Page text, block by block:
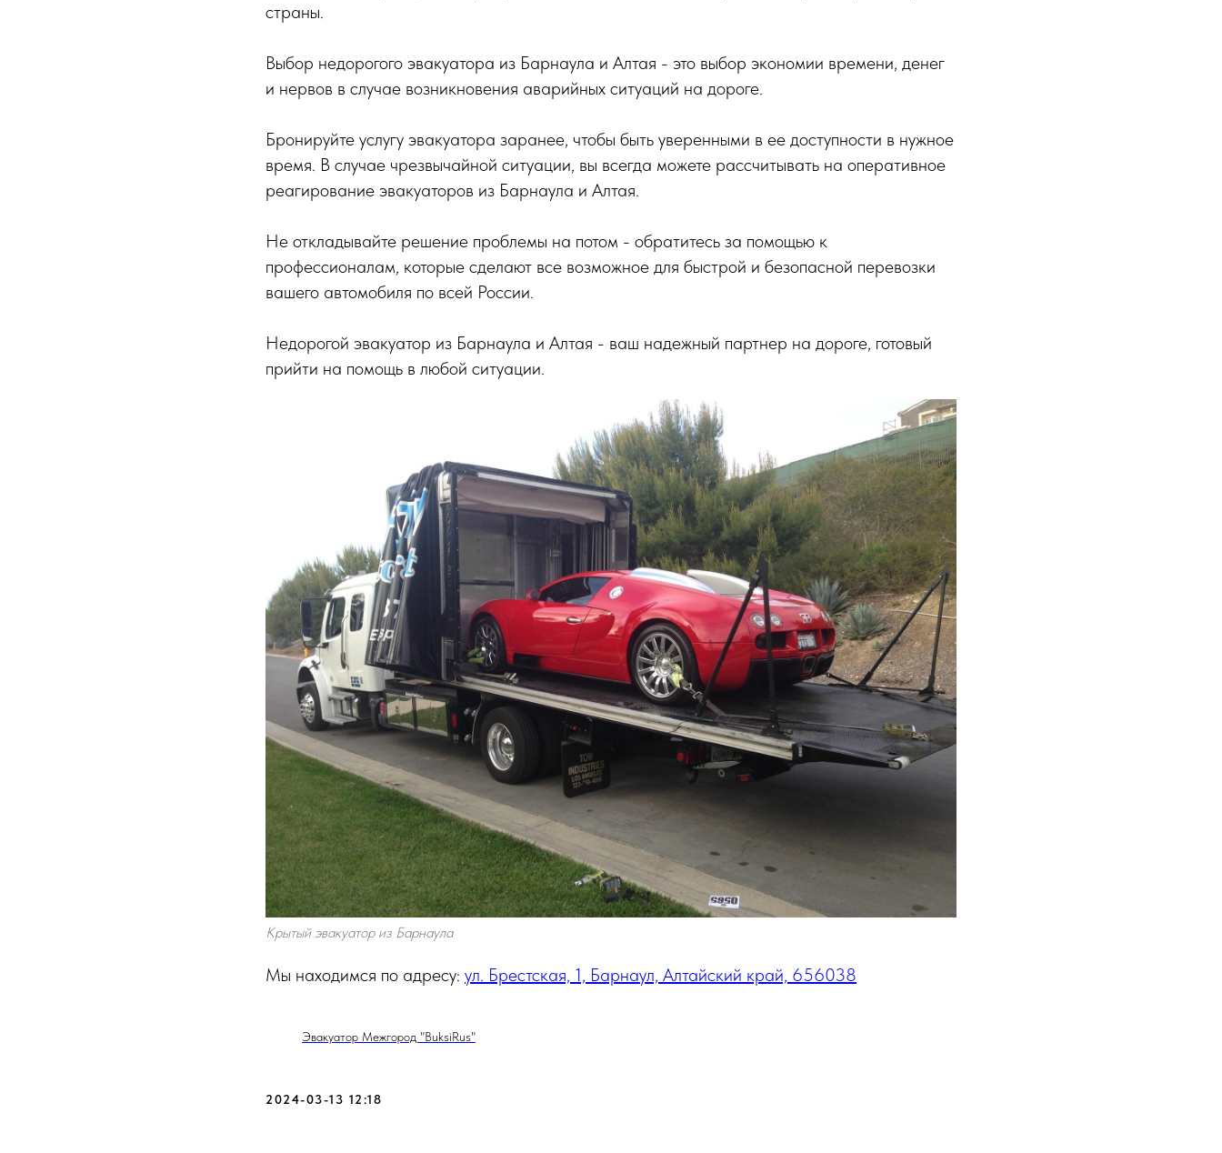
страны.
Выбор недорогого эвакуатора из Барнаула и Алтая - это выбор экономии времени, денег
и нервов в случае возникновения аварийных ситуаций на дороге.
Бронируйте услугу эвакуатора заранее, чтобы быть уверенными в ее доступности в нужное
время. В случае чрезвычайной ситуации, вы всегда можете рассчитывать на оперативное
реагирование эвакуаторов из Барнаула и Алтая.
Не откладывайте решение проблемы на потом - обратитесь за помощью к
профессионалам, которые сделают все возможное для быстрой и безопасной перевозки
вашего автомобиля по всей России.
Недорогой эвакуатор из Барнаула и Алтая - ваш надежный партнер на дороге, готовый
прийти на помощь в любой ситуации.
Крытый эвакуатор из Барнаула
Мы находимся по адресу: ул. Брестская, 1, Барнаул, Алтайский край, 656038
Эвакуатор Межгород "BuksiRus"
2024-03-13 12:18